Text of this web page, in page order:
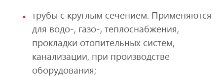
трубы с круглым сечением. Применяются
для водо-, газо-, теплоснабжения,
прокладки отопительных систем,
канализации, при производстве
оборудования;